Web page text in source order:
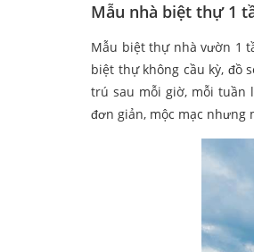
Mẫu nhà biệt thự 1
Mẫu biệt thự nhà vườn 1
biệt thự không cầu kỳ, đồ
trú sau mỗi giờ, mỗi tuần
đơn giản, mộc mạc nhưng